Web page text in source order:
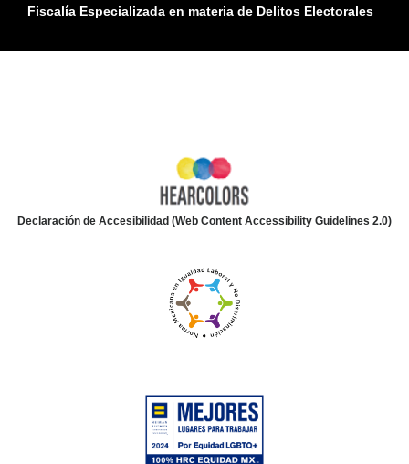
Fiscalía Especializada en materia de Delitos Electorales
Declaración de Accesibilidad (Web Content Accessibility Guidelines 2.0)